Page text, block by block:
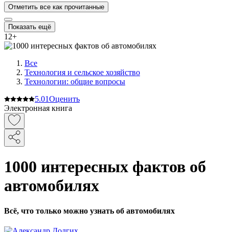
Отметить все как прочитанные
Показать ещё
12+
Все
Технология и сельское хозяйство
Технологии: общие вопросы
5.01Оценить
Электронная книга
1000 интересных фактов об
автомобилях
Всё, что только можно узнать об автомобилях